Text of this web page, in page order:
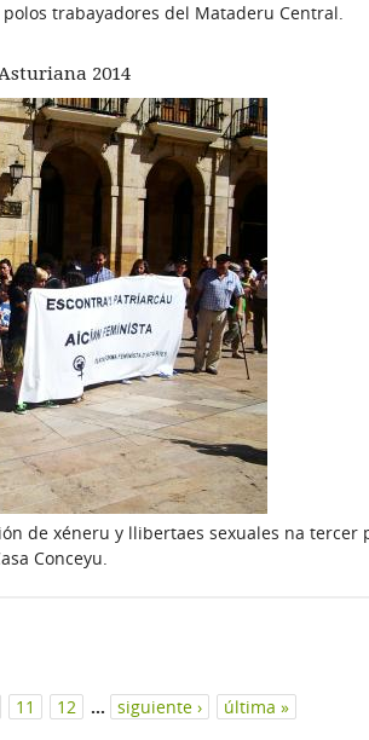
trabayadores del Mataderu Central.
2014
de xéneru y llibertaes sexuales na tercer
Conceyu.
11 12 … siguiente › última »